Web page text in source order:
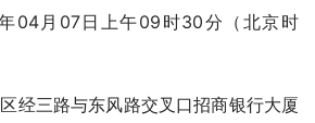
04月07日上午09时30分（北京时
经三路与东风路交叉口招商银行大厦